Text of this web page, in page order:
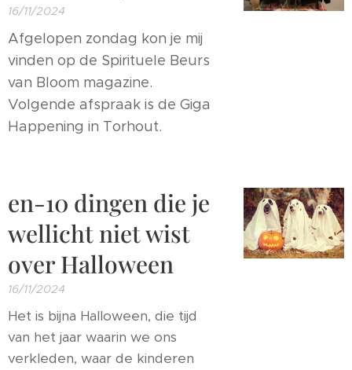
16/11/2024
Afgelopen zondag kon je mij
vinden op de Spirituele Beurs
van Bloom magazine.
Volgende afspraak is de Giga
Happening in Torhout.
en-10 dingen die je
wellicht niet wist
over Halloween
16/11/2024
Het is bijna Halloween, die tijd
van het jaar waarin we ons
verkleden, waar de kinderen